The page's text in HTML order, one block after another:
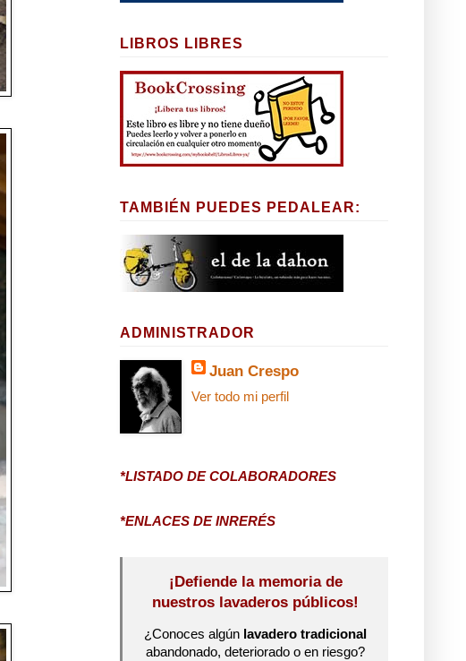
LIBROS LIBRES
TAMBIÉN PUEDES PEDALEAR:
ADMINISTRADOR
Juan Crespo
Ver todo mi perfil
*LISTADO DE COLABORADORES
*ENLACES DE INRERÉS
¡Defiende la memoria de
nuestros lavaderos públicos!
¿Conoces algún lavadero tradicional
abandonado, deteriorado o en riesgo?